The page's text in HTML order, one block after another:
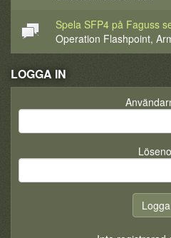
Spela SFP4 på Faguss
Operation Flashpoint,
LOGGA IN